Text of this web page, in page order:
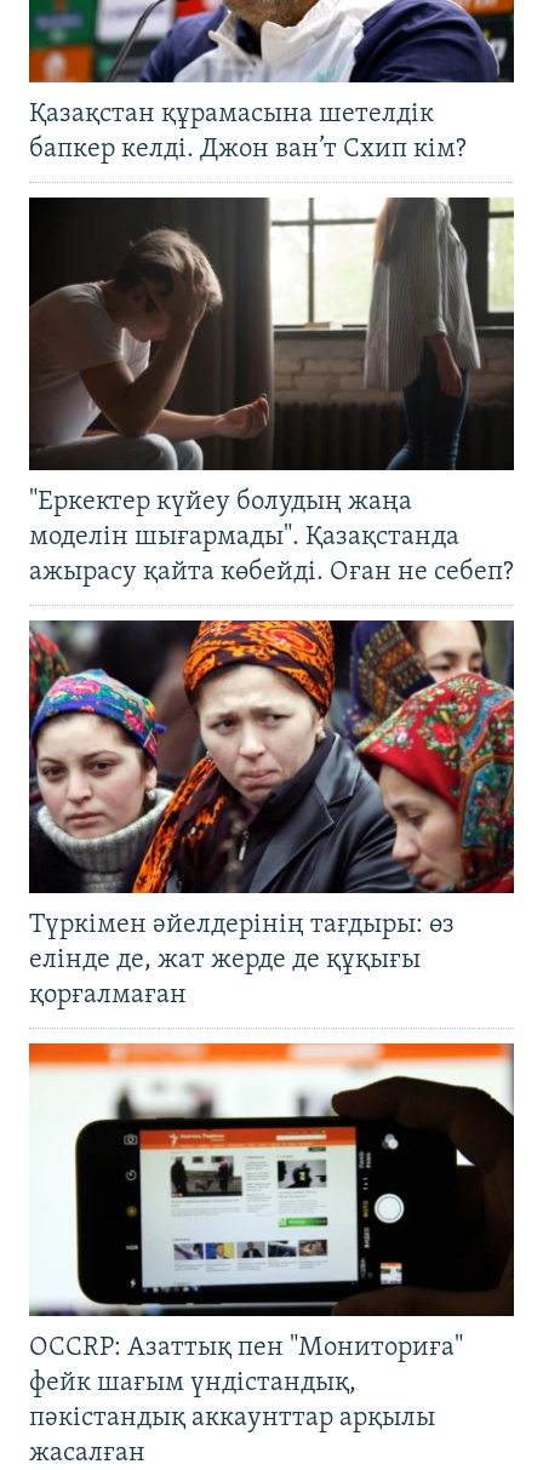
Қазақстан құрамасына шетелдік
бапкер келді. Джон ван’т Схип кім?
"Еркектер күйеу болудың жаңа
моделін шығармады". Қазақстанда
ажырасу қайта көбейді. Оған не себеп?
Түркімен әйелдерінің тағдыры: өз
елінде де, жат жерде де құқығы
қорғалмаған
OCCRP: Азаттық пен "Мониториға"
фейк шағым үндістандық,
пәкістандық аккаунттар арқылы
жасалған